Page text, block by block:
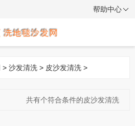
帮助中心
> 沙发清洗 > 皮沙发清洗 >
共有个符合条件的皮沙发清洗